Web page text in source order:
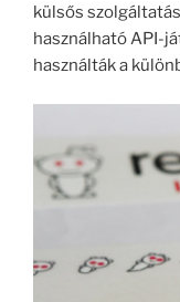
külsős
használható API-
használták a